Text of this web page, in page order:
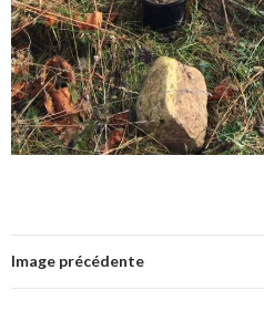
Image précédente